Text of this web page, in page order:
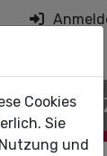
DIE
Cookies
Sie
und